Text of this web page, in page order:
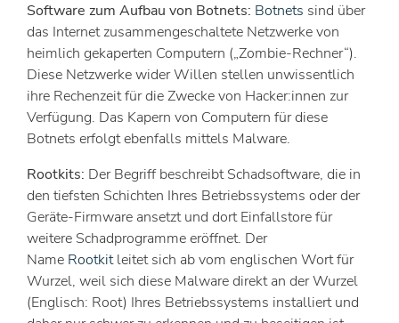
Software zum Aufbau von Botnets: Botnets sind über
das Internet zusammengeschaltete Netzwerke von
heimlich gekaperten Computern („Zombie-Rechner“).
Diese Netzwerke wider Willen stellen unwissentlich
ihre Rechenzeit für die Zwecke von Hacker:innen zur
Verfügung. Das Kapern von Computern für diese
Botnets erfolgt ebenfalls mittels Malware.
Rootkits: Der Begriff beschreibt Schadsoftware, die in
den tiefsten Schichten Ihres Betriebssystems oder der
Geräte-Firmware ansetzt und dort Einfallstore für
weitere Schadprogramme eröffnet. Der
Name Rootkitleitet sich ab vom englischen Wort für
Wurzel, weil sich diese Malware direkt an der Wurzel
(Englisch: Root) Ihres Betriebssystems installiert und